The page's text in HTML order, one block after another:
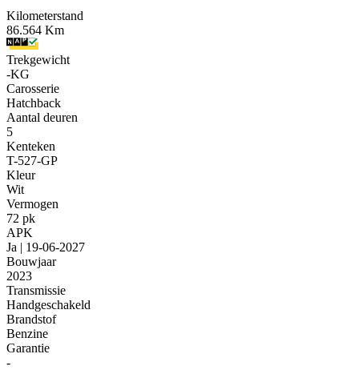
Kilometerstand
86.564 Km
Trekgewicht
-KG
Carosserie
Hatchback
Aantal deuren
5
Kenteken
T-527-GP
Kleur
Wit
Vermogen
72 pk
APK
Ja | 19-06-2027
Bouwjaar
2023
Transmissie
Handgeschakeld
Brandstof
Benzine
Garantie
-